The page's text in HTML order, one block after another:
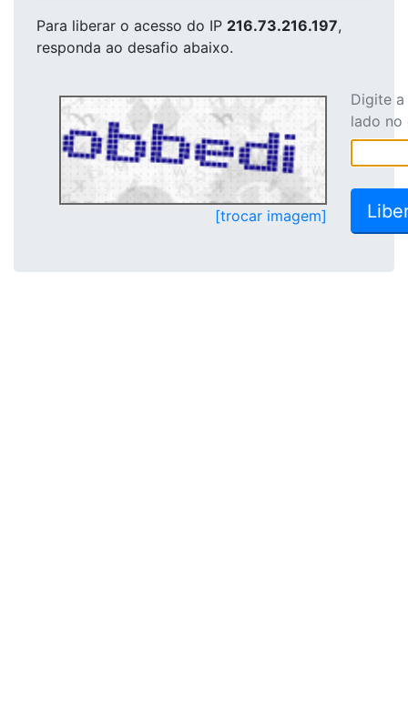
Para liberar o acesso do IP 216.73.216.197,
responda ao desafio abaixo.
[trocar imagem]
Digite
lado no